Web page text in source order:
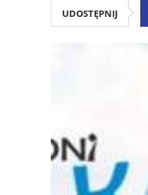
UDOSTĘPNIJ